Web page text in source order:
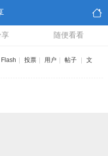
随便看看
Flash 投票 用户 帖子
文